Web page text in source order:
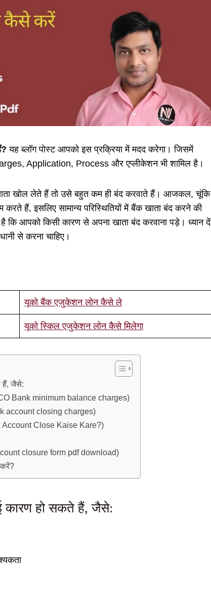
यह ब्लॉग पोस्ट आपको इस प्रक्रिया में मदद करेगा। जिसमें
Application, Process और एप्लीकेशन भी शामिल है।
खोल लेते हैं तो उसे बहुत कम ही बंद करवाते हैं। आजकल, चूंकि
हैं, इसलिए सामान्य परिस्थितियों में बैंक खाता बंद करने की
कि आपको किसी कारण से अपना खाता बंद करवाना पड़े। ध्यान दें
से करना चाहिए।
यूको बैंक एजुकेशन लोन कैसे ले
यूको स्किल एजुकेशन लोन कैसे मिलेगा
हैं, जैसे:
Bank minimum balance charges)
account closing charges)
Close Kaise Kare?)
closure form pdf download)
करें?
हो सकते हैं, जैसे: